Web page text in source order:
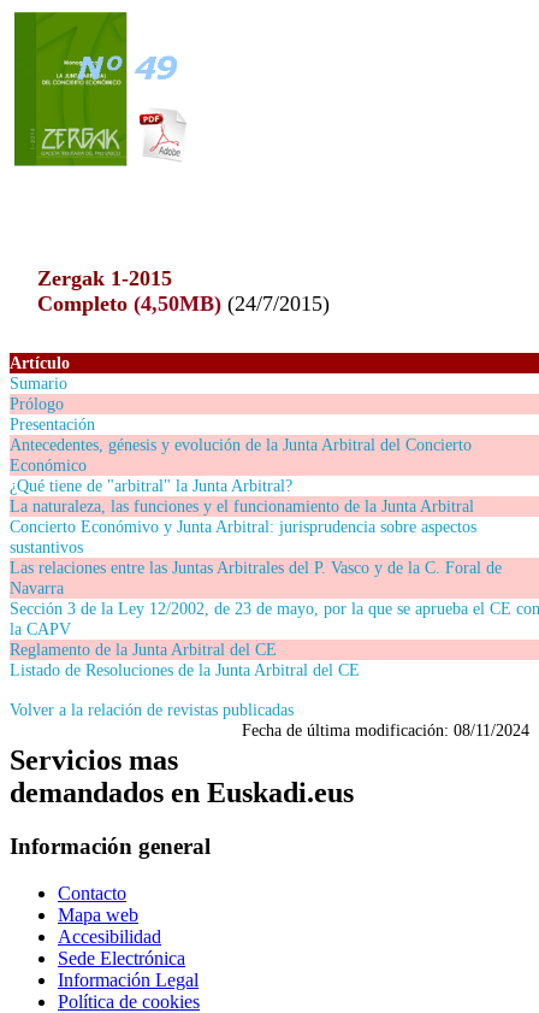
Zergak 1-2015
Completo (4,50MB) (24/7/2015)
Artículo
Sumario
Prólogo
Presentación
Antecedentes, génesis y evolución de la Junta Arbitral del Concierto
Económico
¿Qué tiene de "arbitral" la Junta Arbitral?
La naturaleza, las funciones y el funcionamiento de la Junta Arbitral
Concierto Económivo y Junta Arbitral: jurisprudencia sobre aspectos
sustantivos
Las relaciones entre las Juntas Arbitrales del P. Vasco y de la C. Foral de
Navarra
Sección 3 de la Ley 12/2002, de 23 de mayo, por la que se aprueba el CE con
la CAPV
Reglamento de la Junta Arbitral del CE
Listado de Resoluciones de la Junta Arbitral del CE
Volver a la relación de revistas publicadas
Fecha de última modificación: 08/11/2024
Servicios mas
demandados en Euskadi.eus
Información general
Contacto
Mapa web
Accesibilidad
Sede Electrónica
Información Legal
Política de cookies